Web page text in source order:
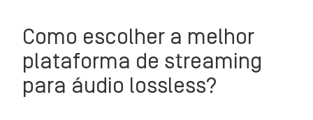
Como escolher a melhor
plataforma de streaming
para áudio lossless?